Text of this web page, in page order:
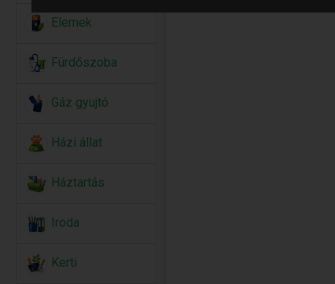
Elemek
Fürdőszoba
Gáz gyujtó
Házi állat
Háztartás
Iroda
Kerti